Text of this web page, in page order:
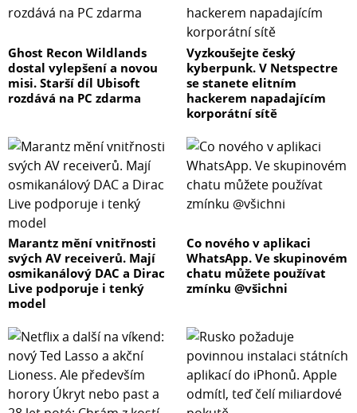
Ghost Recon Wildlands
dostal vylepšení a novou
misi. Starší díl Ubisoft
rozdává na PC zdarma
Vyzkoušejte český
kyberpunk. V Netspectre
se stanete elitním
hackerem napadajícím
korporátní sítě
Marantz mění vnitřnosti
svých AV receiverů. Mají
osmikanálový DAC a Dirac
Live podporuje i tenký
model
Co nového v aplikaci
WhatsApp. Ve skupinovém
chatu můžete používat
zmínku @všichni